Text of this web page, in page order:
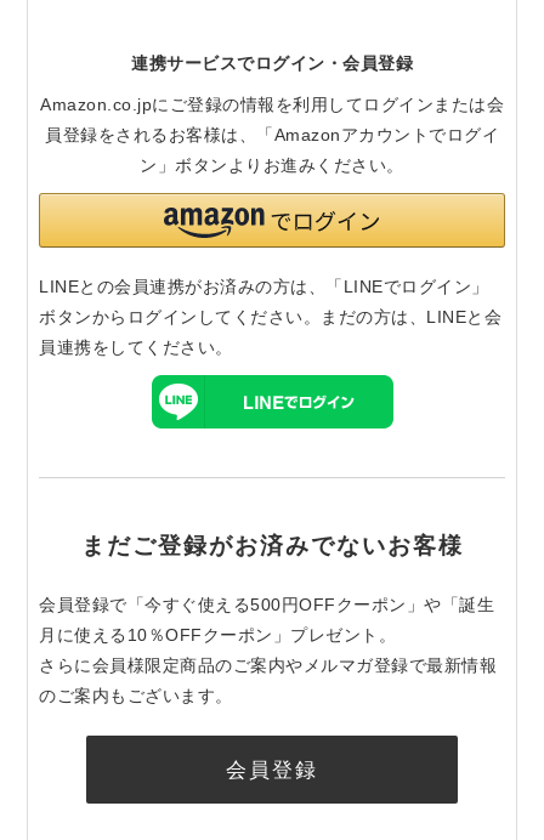
連携サービスでログイン・会員登録
Amazon.co.jpにご登録の情報を利用してログインまたは会
員登録をされるお客様は、「Amazonアカウントでログイ
ン」ボタンよりお進みください。
LINEとの会員連携がお済みの方は、「LINEでログイン」
ボタンからログインしてください。まだの方は、 LINEと会
員連携をしてください。
まだご登録がお済みでないお客様
会員登録で「今すぐ使える500円OFFクーポン」や「誕生
月に使える10％OFFクーポン」プレゼント。
さらに会員様限定商品のご案内やメルマガ登録で最新情報
のご案内もございます。
会員登録